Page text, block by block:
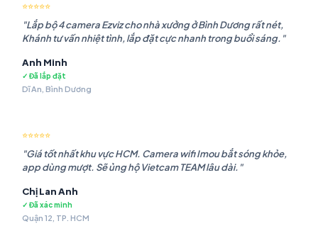
⭐⭐⭐⭐⭐
"Lắp bộ 4 camera Ezviz cho nhà xưởng ở Bình Dương rất nét,
Khánh tư vấn nhiệt tình, lắp đặt cực nhanh trong buổi sáng."
Anh Minh
✓ Đã lắp đặt
Dĩ An, Bình Dương
⭐⭐⭐⭐⭐
"Giá tốt nhất khu vực HCM. Camera wifi Imou bắt sóng khỏe,
app dùng mượt. Sẽ ủng hộ Vietcam TEAM lâu dài."
Chị Lan Anh
✓ Đã xác minh
Quận 12, TP. HCM